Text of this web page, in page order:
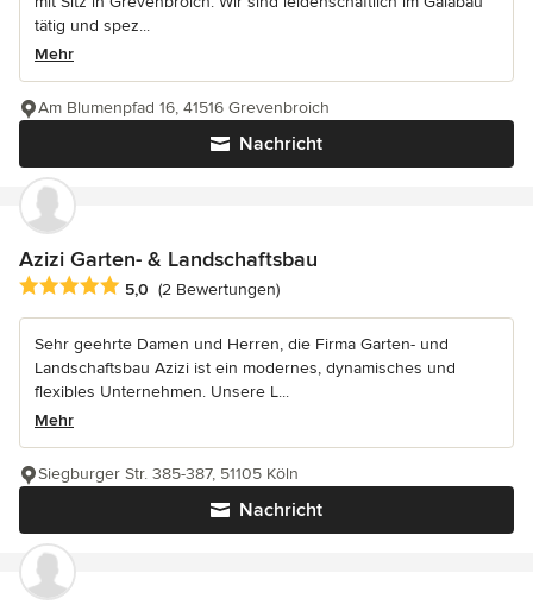
tätig und spez...
Mehr
Nachricht
Am Blumenpfad 16, 41516 Grevenbroich
Azizi Garten- & Landschaftsbau
Durchschnittliche Bewertung: 5 von 5 Sternen
5,0 (2 Bewertungen)
Sehr geehrte Damen und Herren, die Firma Garten- und
Landschaftsbau Azizi ist ein modernes, dynamisches und
flexibles Unternehmen. Unsere L...
Mehr
Nachricht
Siegburger Str. 385-387, 51105 Köln